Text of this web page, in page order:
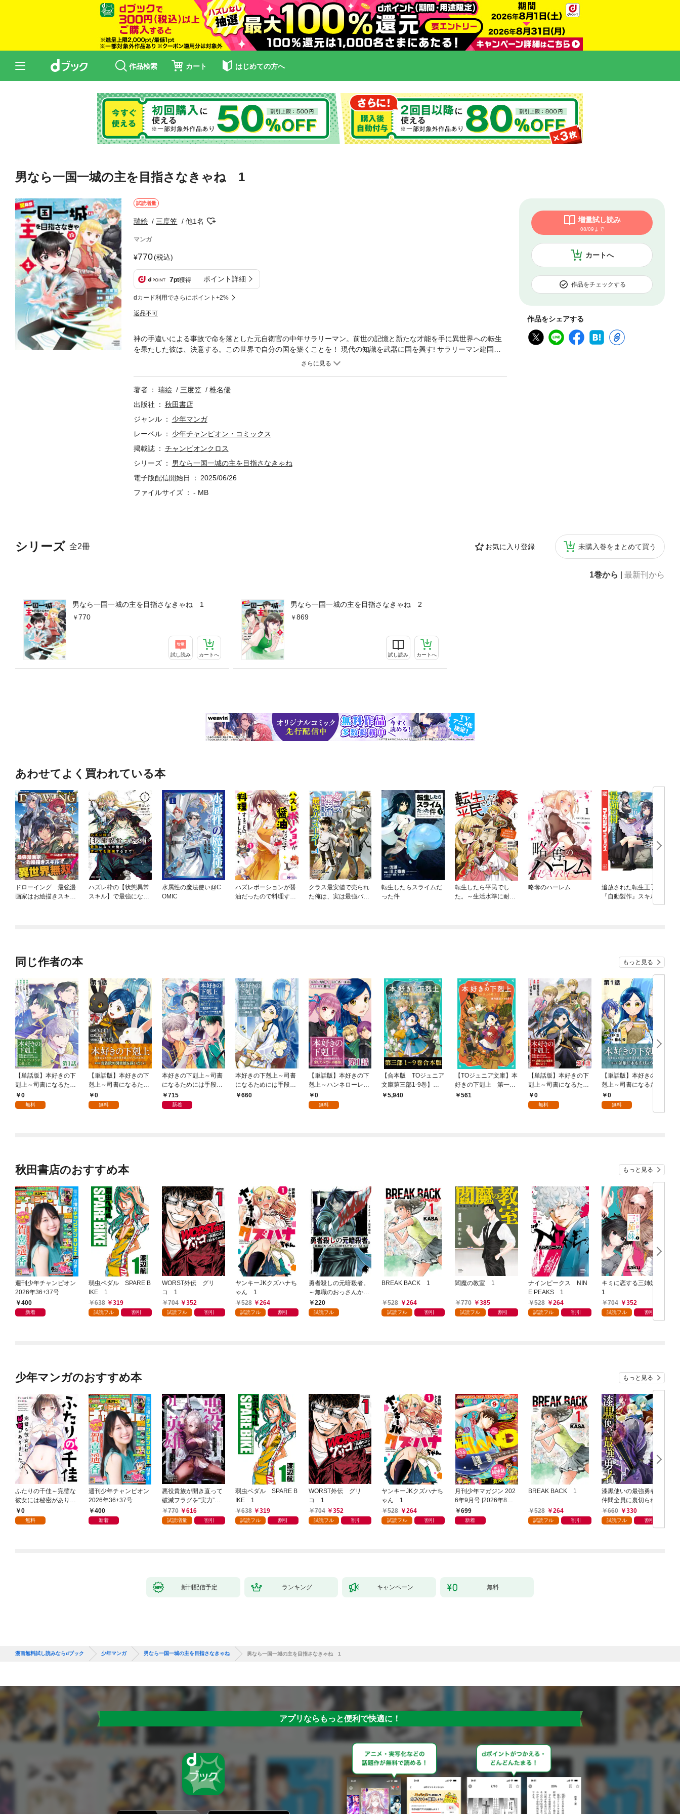
作品検索 カート はじめての方へ
男なら一国一城の主を目指さなきゃね 1
試読増量
瑞絵 三度笠 他1名
マンガ
770(税込)
7pt獲得 ポイント詳細
dカード利用でさらにポイント+2%
返品不可
カートへ
増量試し読み
08/09まで
作品をチェックする
作品をシェアする
シリーズ 全2冊 お気に入り登録 未購入巻をまとめて買う
1巻から 最新刊から
男なら一国一城の主を目指さなきゃね 1
770
試し読み カートへ
男なら一国一城の主を目指さなきゃね 2
869
試し読み カートへ
神の手違いによる事故で命を落とした元自衛官の中年サラリーマン。前世の記憶と新たな才能を手に異世界への転生
を果たした彼は、決意する。この世界で自分の国を築くことを！ 現代の知識を武器に国を興す! サラリーマン建国記
開幕!! 「小説家になろう」総合評価15万ポイントの名作がついにコミカライズ！
著者 瑞絵 三度笠
椎名優
出版社
秋田書店
ジャンル
少年マンガ
レーベル
少年チャンピオン・コミックス
掲載誌
チャンピオンクロス
シリーズ
男なら一国一城の主を目指さなきゃね
電子版配信開始日
2025/06/26
ファイルサイズ
- MB
あわせてよく買われている本
ドローイング 最強漫
画家はお絵描きスキル
ハズレ枠の【状態異常
スキル】で最強になっ
水属性の魔法使い@C
OMIC
ハズレポーションが醤
油だったので料理する
クラス最安値で売られ
た俺は、実は最強パラ
転生したらスライムだ
った件
転生したら平民でし
た。～生活水準に耐え
略奪のハーレム
追放された転生王子、
『自動製作』スキルで
領地を爆速で開拓し最
同じ作者の本 もっと見る
【単話版】本好きの下
剋上～司書になるため
には手段を選んでいら
れません～ フェルデ
0
無料
【単話版】本好きの下
剋上～司書になるため
には手段を選んでいら
れません～第四部「貴
0
無料
本好きの下剋上～司書
になるためには手段を
選んでいられません
～ フェルディナンド
715
新着
本好きの下剋上～司書
になるためには手段を
選んでいられません～
660
【単話版】本好きの下
剋上～ハンネローレの
貴族院五年生～「恋し
てみたいお姫様」 第1
0
無料
【合本版 TOジュニア
文庫第三部1-9巻】本
好きの下剋上
5,940
【TOジュニア文庫】本
好きの下剋上 第一
部 兵士の娘１
561
【単話版】本好きの下
剋上～司書になるため
には手段を選んでいら
れません～第五部「途
0
無料
【単話版】本好きの下
剋上～司書になるため
には手段を選んでいら
れません～第三部「領
地に本を広げよう！」
0
無料
秋田書店のおすすめ本 もっと見る
週刊少年チャンピオン
2026年36+37号
400
新着
弱虫ペダル SPARE B
IKE 1
638
319
試読フル 割引
WORST外伝 グリ
コ 1
704
352
試読フル 割引
ヤンキーJKクズハナち
ゃん 1
528
264
試読フル 割引
勇者殺しの元暗殺者。
～無職のおっさんから
始まるセカンドライフ
～(話売り) #1
220
試読フル
BREAK BACK 1
528 264
試読フル 割引
閻魔の教室 1
770 385
試読フル 割引
ナインピークス NIN
E PEAKS 1
528
264
試読フル 割引
キミに恋する三姉妹
1
704
352
試読フル 割引
少年マンガのおすすめ本 もっと見る
ふたりの千佳～完璧な
彼女には秘密がありま
した(1)
0
無料
週刊少年チャンピオン
2026年36+37号
400
新着
悪役貴族が開き直って
破滅フラグを“実力”で
叩き折っていたら、い
つの間にかヒロイン達
770 616
試読増量 割引
弱虫ペダル SPARE B
IKE 1
638
319
試読フル 割引
WORST外伝 グリ
コ 1
704
352
試読フル 割引
ヤンキーJKクズハナち
ゃん 1
528
264
試読フル 割引
月刊少年マガジン 202
6年9月号 [2026年8月6
日発売]
699
新着
BREAK BACK 1
528 264
試読フル 割引
漆黒使いの最強勇者
仲間全員に裏切られた
ので最強の魔物と組み
ます 1巻
660 330
試読フル 割引
新刊配信予定 ランキング キャンペーン 無料
漫画無料試し読みならdブック 少年マンガ 男なら一国一城の主を目指さなきゃね 男なら一国一城の主を目指さなきゃね 1
アプリならもっと便利で快適に！